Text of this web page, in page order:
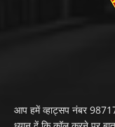
आप हमें व्हाट्सप नंबर